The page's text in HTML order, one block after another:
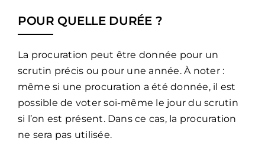
POUR QUELLE DURÉE ?
La procuration peut être donnée pour un
scrutin précis ou pour une année. À noter :
même si une procuration a été donnée, il est
possible de voter soi-même le jour du scrutin
si l’on est présent. Dans ce cas, la procuration
ne sera pas utilisée.